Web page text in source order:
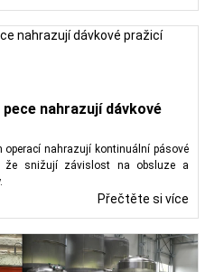
nahrazují dávkové
operací nahrazují kontinuální pásové
že snižují závislost na obsluze a
Přečtěte si více